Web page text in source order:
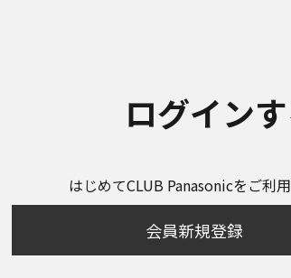
ログイン
はじめてCLUB Panasonicをご利
会員新規登録